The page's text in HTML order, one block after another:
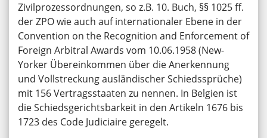
Zivilprozessordnungen, so z.B. 10. Buch, §§ 1025 ff.
der ZPO wie auch auf internationaler Ebene in der
Convention on the Recognition and Enforcement of
Foreign Arbitral Awards vom 10.06.1958 (New-
Yorker Übereinkommen über die Anerkennung
und Vollstreckung ausländischer Schiedssprüche)
mit 156 Vertragsstaaten zu nennen. In Belgien ist
die Schiedsgerichtsbarkeit in den Artikeln 1676 bis
1723 des Code Judiciaire geregelt.